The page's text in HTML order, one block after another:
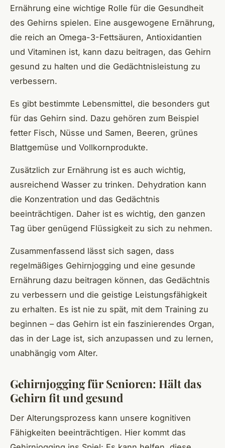
Ernährung eine wichtige Rolle für die Gesundheit
des Gehirns spielen. Eine ausgewogene Ernährung,
die reich an Omega-3-Fettsäuren, Antioxidantien
und Vitaminen ist, kann dazu beitragen, das Gehirn
gesund zu halten und die Gedächtnisleistung zu
verbessern.
Es gibt bestimmte Lebensmittel, die besonders gut
für das Gehirn sind. Dazu gehören zum Beispiel
fetter Fisch, Nüsse und Samen, Beeren, grünes
Blattgemüse und Vollkornprodukte.
Zusätzlich zur Ernährung ist es auch wichtig,
ausreichend Wasser zu trinken. Dehydration kann
die Konzentration und das Gedächtnis
beeinträchtigen. Daher ist es wichtig, den ganzen
Tag über genügend Flüssigkeit zu sich zu nehmen.
Zusammenfassend lässt sich sagen, dass
regelmäßiges Gehirnjogging und eine gesunde
Ernährung dazu beitragen können, das Gedächtnis
zu verbessern und die geistige Leistungsfähigkeit
zu erhalten. Es ist nie zu spät, mit dem Training zu
beginnen – das Gehirn ist ein faszinierendes Organ,
das in der Lage ist, sich anzupassen und zu lernen,
unabhängig vom Alter.
Gehirnjogging für Senioren: Hält das
Gehirn fit und gesund
Der Alterungsprozess kann unsere kognitiven
Fähigkeiten beeinträchtigen. Hier kommt das